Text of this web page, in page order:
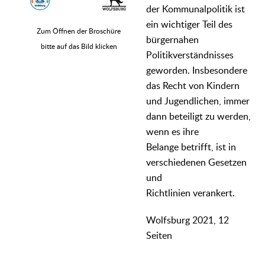
Zum Öffnen der Broschüre
bitte auf das Bild klicken
der Kommunalpolitik ist
ein wichtiger Teil des
bürgernahen
Politikverständnisses
geworden. Insbesondere
das Recht von Kindern
und Jugendlichen, immer
dann beteiligt zu werden,
wenn es ihre
Belange betrifft, ist in
verschiedenen Gesetzen
und
Richtlinien verankert.
Wolfsburg 2021, 12
Seiten